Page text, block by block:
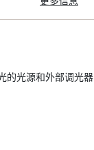
的光源和外部调光器